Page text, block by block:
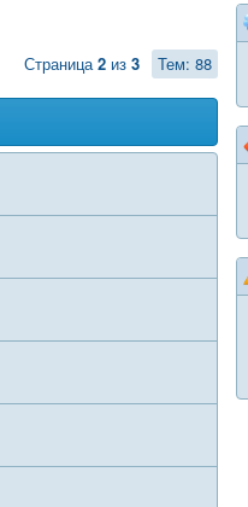
Тем: 88
Страница2 из 3